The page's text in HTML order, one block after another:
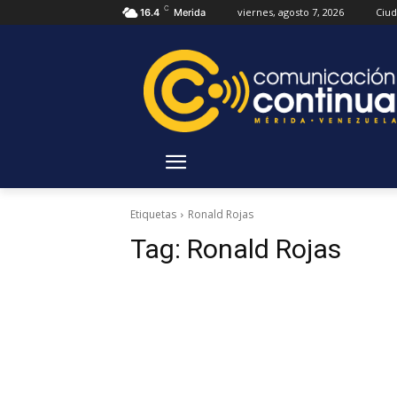
16.4 C Merida viernes, agosto 7, 2026
Etiquetas Ronald Rojas
Tag: Ronald Rojas